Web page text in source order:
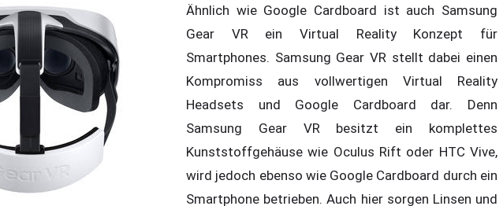
Ähnlich wie Google Cardboard ist auch Samsung
Gear VR ein Virtual Reality Konzept für
Smartphones. Samsung Gear VR stellt dabei einen
Kompromiss aus vollwertigen Virtual Reality
Headsets und Google Cardboard dar. Denn
Samsung Gear VR besitzt ein komplettes
Kunststoffgehäuse wie Oculus Rift oder HTC Vive,
wird jedoch ebenso wie Google Cardboard durch ein
Smartphone betrieben. Auch hier sorgen Linsen und